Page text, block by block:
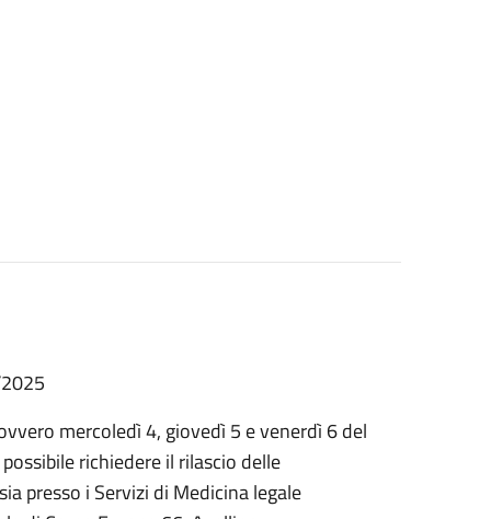
mercoledì 4, giovedì 5 e venerdì 6 del
richiedere il rilascio delle
presso i Servizi di Medicina legale